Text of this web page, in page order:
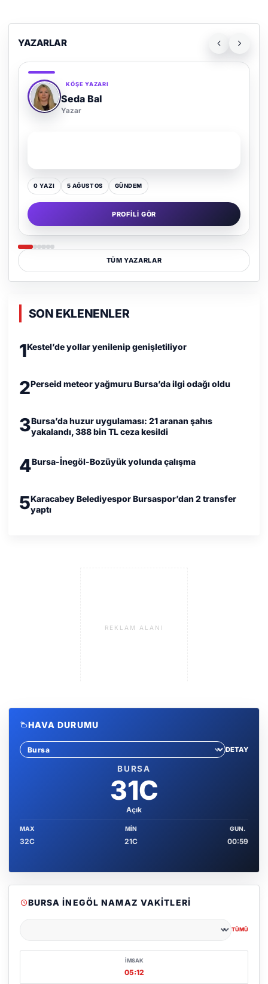
YAZARLAR
KÖŞE YAZARI
Adem Demir
Yazar
0 YAZI 16 TEMMUZ GÜNDEM
PROFILI GÖR
TÜM YAZARLAR
SON EKLENENLER
1Kestel’de yollar yenilenip genişletiliyor
2Perseid meteor yağmuru Bursa’da ilgi odağı oldu
3Bursa’da huzur uygulaması: 21 aranan şahıs
yakalandı, 388 bin TL ceza kesildi
4Bursa-İnegöl-Bozüyük yolunda çalışma
5Karacabey Belediyespor Bursaspor’dan 2 transfer
yaptı
REKLAM ALANI
HAVA DURUMU
Sehir sec
DETAY
BURSA
31C
Açık
MAX
32C
MIN
21C
GUN.
00:59
BURSA İNEGÖL NAMAZ VAKITLERI
TÜMÜ
İMSAK
05:12